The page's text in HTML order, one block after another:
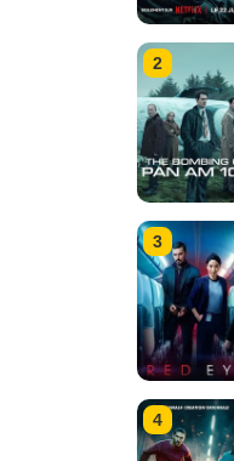
2
3
4